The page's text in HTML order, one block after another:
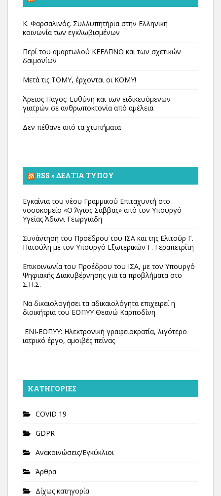
Κ. Φαρσαλινός. Συλλυπητήρια στην Ελληνική
κοινωνία των εγκλωβισμένων
Περί του αμαρτωλού ΚΕΕΛΠΝΟ και των σχετικών
δαιμονίων
Μετά τις ΤΟΜΥ, έρχονται οι ΚΟΜΥ!
Άρειος Πάγος: Ευθύνη και των ειδικευόμενων
γιατρών σε ανθρωποκτονία από αμέλεια
Δεν πέθανε από τα χτυπήματα
RSS » ΔΕΛΤΊΑ ΤΎΠΟΥ
Εγκαίνια του νέου Γραμμικού Επιταχυντή στο
νοσοκομείο «Ο Άγιος Σάββας» από τον Υπουργό
Υγείας Άδωνι Γεωργιάδη
Συνάντηση του Προέδρου του ΙΣΑ και της Ελιτούρ Γ.
Πατούλη με τον Υπουργό Εξωτερικών Γ. Γεραπετρίτη
Επικοινωνία του Προέδρου του ΙΣΑ, με τον Υπουργό
Ψηφιακής Διακυβέρνησης για τα προβλήματα στο
Σ.Η.Σ.
Να δικαιολογήσει τα αδικαιολόγητα επιχειρεί η
διοικήτρια του ΕΟΠΥΥ Θεανώ Καρποδίνη
ΕΝΙ-ΕΟΠΥΥ: Ηλεκτρονική γραφειοκρατία, λιγότερο
ιατρικό έργο, αμοιβές πείνας
KΑΤΗΓΟΡΊΕΣ
COVID 19
GDPR
Ανακοινώσεις/Εγκύκλιοι
Άρθρα
Δίχως κατηγορία